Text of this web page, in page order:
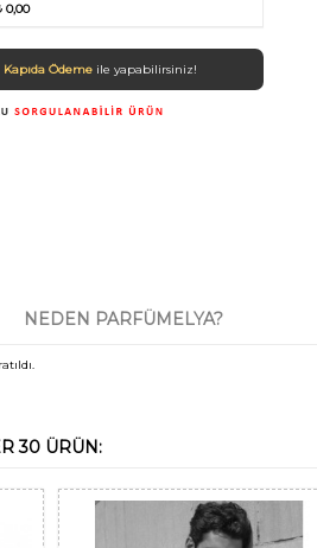
0,00
Havale/EFT ile yapabilirsiniz!
NEDEN PARFÜMELYA?
30 ÜRÜN: